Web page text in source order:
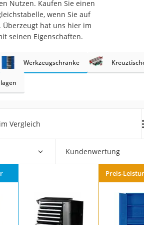
mit Elektrostart
Nutzen. Kaufen Sie einen
wenn Sie auf
Überzeugt hat uns hier im
seinen Eigenschaften.
Werkzeugschränke
Vergleich
Kundenwertung
Preis-